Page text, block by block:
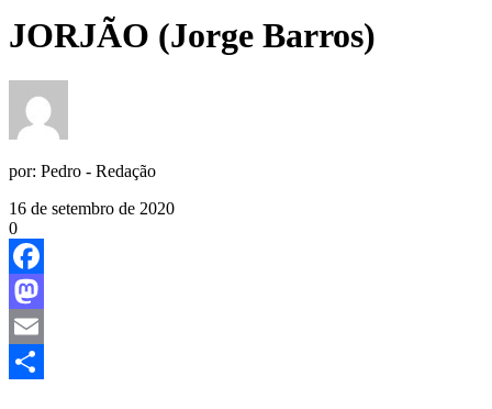
JORJÃO (Jorge Barros)
por: Pedro - Redação
16 de setembro de 2020
0
Facebook
Mastodon
Email